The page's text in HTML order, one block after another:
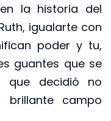
la historia del
igualarte con
poder y tu,
guantes que se
que decidió no
campo